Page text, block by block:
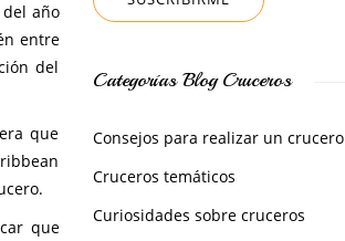
año
entre
del
que
que
Categorías Blog Cruceros
Consejos para realizar un crucero
Cruceros temáticos
Curiosidades sobre cruceros